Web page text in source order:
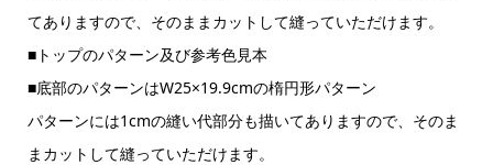
てありますので、そのままカットして縫っていただけます。
■トップのパターン及び参考色見本
■底部のパターンはW25×19.9cmの楕円形パターン
パターンには1cmの縫い代部分も描いてありますので、そのま
まカットして縫っていただけます。